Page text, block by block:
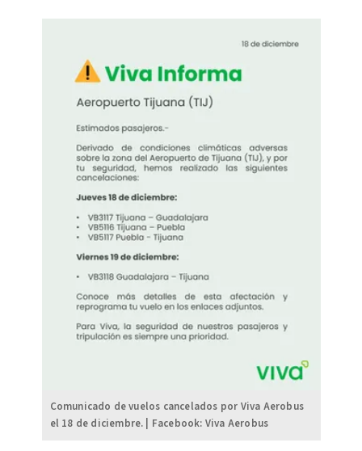
Comunicado de vuelos cancelados por Viva Aerobus
el 18 de diciembre. | Facebook: Viva Aerobus